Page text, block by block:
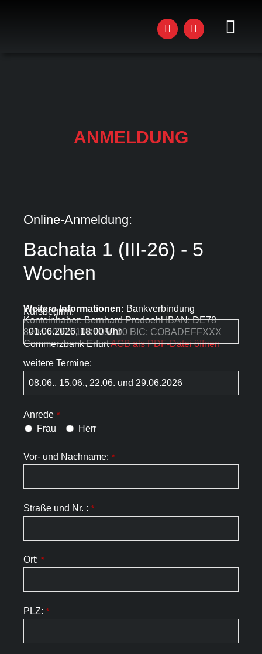
ANMELDUNG
Online-Anmeldung:
Bachata 1 (III-26) - 5
Wochen
Weitere Informationen: Bankverbindung
Kontoinhaber: Bernhard Prodoehl IBAN: DE78
8204 0000 0108 0050 00 BIC: COBADEFFXXX
Commerzbank ErfurtAGB als PDF-Datei öffnen
Kursbeginn:
weitere Termine:
Anrede *
Frau Herr
Vor- und Nachname: *
Straße und Nr. : *
Ort: *
PLZ: *